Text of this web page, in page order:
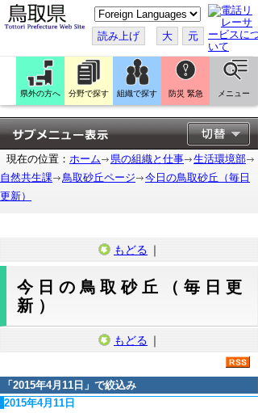
こ
の
ペ
ー
ジ
翻
訳
す
る
読み上げ 大 元
県外の方へ 分野で探す 組織で探す 防災 緊急 メニュー
現在の位置： ホーム 県の組織と仕事
生活環境部
自然共生課
鳥取砂丘ページ
今日の鳥取砂丘（毎日
更新）
もどる ｜
今日の鳥取砂丘（毎日更
新）
もどる ｜
「 2015年4月11日 」で絞込み
2015年4月11日